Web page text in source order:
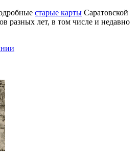
старые карты Саратовской
разных лет, в том числе и недавно